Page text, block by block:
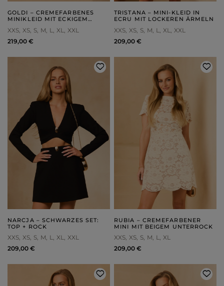
GOLDI – CREMEFARBENES
MINIKLEID MIT ECKIGEM
XXS XS S M L XL
XXL
219,00 €
TRISTANA – MINI-KLEID IN
ECRU MIT LOCKEREN ÄRMELN
XXS XS S M L XL
XXL
209,00 €
NARCJA – SCHWARZES SET:
TOP + ROCK
XXS XS S M L XL XXL
209,00 €
RUBIA – CREMEFARBENER
MINI MIT BEIGEM UNTERROCK
XXS XS S M L XL
209,00 €